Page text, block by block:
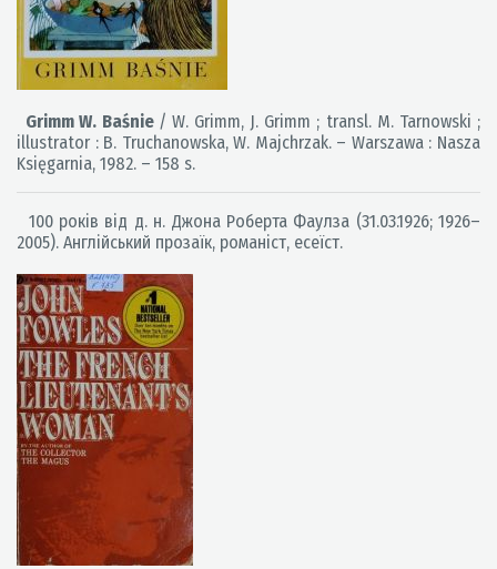
Grimm W. Baśnie / W. Grimm, J. Grimm ; transl. M. Tarnowski ;
illustrator : B. Truchanowska, W. Majchrzak. – Warszawa : Nasza
Księgarnia, 1982. – 158 s.
100 років від д. н. Джона Роберта Фаулза (31.03.1926; 1926–
2005). Англійський прозаїк, романіст, есеїст.